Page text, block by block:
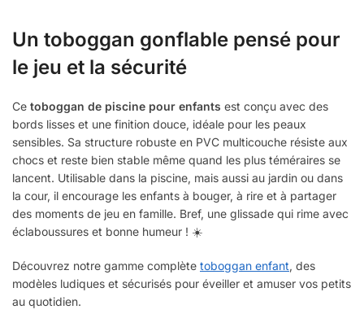
Un toboggan gonflable pensé pour
le jeu et la sécurité
Ce toboggan de piscine pour enfants est conçu avec des
bords lisses et une finition douce, idéale pour les peaux
sensibles. Sa structure robuste en PVC multicouche résiste aux
chocs et reste bien stable même quand les plus téméraires se
lancent. Utilisable dans la piscine, mais aussi au jardin ou dans
la cour, il encourage les enfants à bouger, à rire et à partager
des moments de jeu en famille. Bref, une glissade qui rime avec
éclaboussures et bonne humeur ! ☀️
Découvrez notre gamme complète toboggan enfant, des
modèles ludiques et sécurisés pour éveiller et amuser vos petits
au quotidien.